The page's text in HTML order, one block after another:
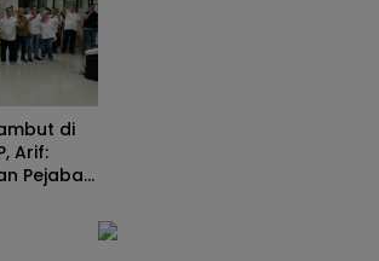
di
Arif:
Pejabat,